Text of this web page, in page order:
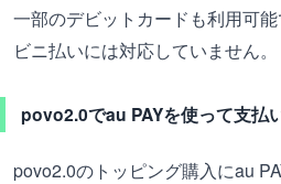
一部のデビットカードも利用可
ビニ払いには対応していません。
povo2.0でau PAYを使って支払
povo2.0のトッピング購入にau